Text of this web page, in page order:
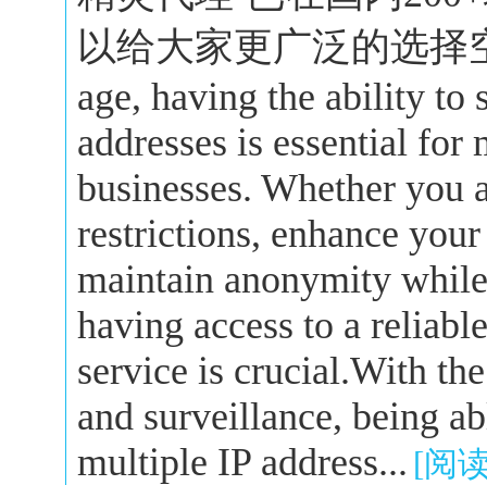
以给大家更广泛的选择
age, having the ability to
addresses is essential
businesses. Whether you
restrictions, enhance
maintain anonymity
having access to a
service is crucial.With
and surveillance, being
multiple IP address... [阅